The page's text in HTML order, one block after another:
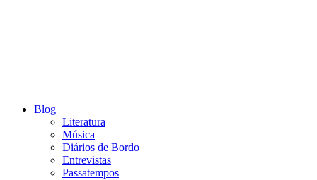
Blog
Literatura
Música
Diários de Bordo
Entrevistas
Passatempos